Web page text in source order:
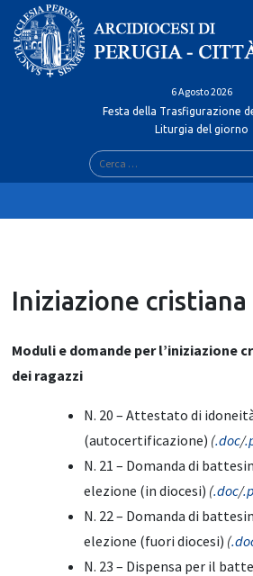
Skip
content
6 Agosto 2026
Festa della Trasfigurazione
Liturgia del giorno
Ricerca
per:
Iniziazione cristiana
Moduli e domande per l’iniziazione
dei ragazzi
N. 20 – Attestato di
(autocertificazione) (.doc/
N. 21 – Domanda di
elezione (in diocesi) (.doc/
N. 22 – Domanda di
elezione (fuori diocesi) (
N. 23 – Dispensa per il